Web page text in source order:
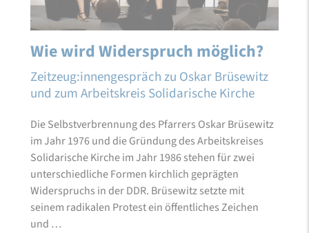
Wie wird Widerspruch möglich?
Zeitzeug:innengespräch zu Oskar Brüsewitz
und zum Arbeitskreis Solidarische Kirche
Die Selbstverbrennung des Pfarrers Oskar Brüsewitz
im Jahr 1976 und die Gründung des Arbeitskreises
Solidarische Kirche im Jahr 1986 stehen für zwei
unterschiedliche Formen kirchlich geprägten
Widerspruchs in der DDR. Brüsewitz setzte mit
seinem radikalen Protest ein öffentliches Zeichen
und …